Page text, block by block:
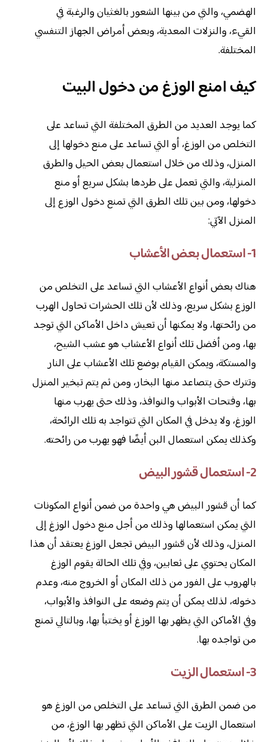
الهضمي، والتي من بينها الشعور بالغثيان والرغبة في
القيء، والنزلات المعدية، وبعض أمراض الجهاز التنفسي
المختلفة.
كيف امنع الوزغ من دخول البيت
كما يوجد العديد من الطرق المختلفة التي تساعد على
التخلص من الوزغ، أو التي تساعد على منع دخولها إلى
المنزل، وذلك من خلال استعمال بعض الحيل والطرق
المنزلية، والتي تعمل على طردها بشكل سريع أو منع
دخولها، ومن بين تلك الطرق التي تمنع دخول الوزع إلى
المنزل الآتي:
1- استعمال بعض الأعشاب
هناك بعض أنواع الأعشاب التي تساعد على التخلص من
الوزع بشكل سريع، وذلك لأن تلك الحشرات تحاول الهرب
من رائحتها، ولا يمكنها أن تعيش داخل الأماكن التي توجد
بها، ومن أفضل تلك أنواع الأعشاب هو عشب الشيح،
والمستكة، ويمكن القيام بوضع تلك الأعشاب على النار
وتترك حتى يتصاعد منها البخار، ومن ثم يتم تبخير المنزل
بها، وفتحات الأبواب والنوافذ، وذلك حتى يهرب منها
الوزغ، ولا يدخل في المكان التي تتواجد به تلك الرائحة،
وكذلك يمكن استعمال البن أيضًا فهو يهرب من رائحته.
2- استعمال قشور البيض
كما أن قشور البيض هي واحدة من ضمن أنواع المكونات
التي يمكن استعمالها وذلك من أجل منع دخول الوزغ إلى
المنزل، وذلك لأن قشور البيض تجعل الوزغ يعتقد أن هذا
المكان يحتوي على ثعابين، وفي تلك الحالة يقوم الوزغ
بالهروب على الفور من ذلك المكان أو الخروج منه، وعدم
دخوله، لذلك يمكن أن يتم وضعه على النوافذ والأبواب،
وفي الأماكن التي يظهر بها الوزغ أو يختبأ بها، وبالتالي تمنع
من تواجده بها.
3- استعمال الزيت
من ضمن الطرق التي تساعد على التخلص من الوزغ هو
استعمال الزيت على الأماكن التي تظهر بها الوزغ، من